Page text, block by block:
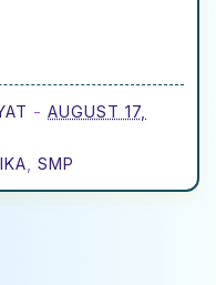
- AUGUST 17,
SMP